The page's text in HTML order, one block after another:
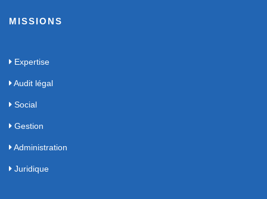
MISSIONS
Expertise
Audit légal
Social
Gestion
Administration
Juridique